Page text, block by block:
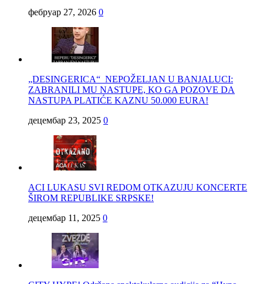
фебруар 27, 2026 0
„DESINGERICA“ NEPOŽELJAN U BANJALUCI:
ZABRANILI MU NASTUPE, KO GA POZOVE DA
NASTUPA PLATIĆE KAZNU 50.000 EURA!
децембар 23, 2025 0
ACI LUKASU SVI REDOM OTKAZUJU KONCERTE
ŠIROM REPUBLIKE SRPSKE!
децембар 11, 2025 0